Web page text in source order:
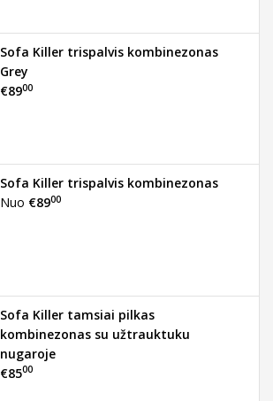
Sofa Killer trispalvis kombinezonas
Grey
€8900
Sofa Killer trispalvis kombinezonas
Nuo €8900
Sofa Killer tamsiai pilkas
kombinezonas su užtrauktuku
nugaroje
€8500